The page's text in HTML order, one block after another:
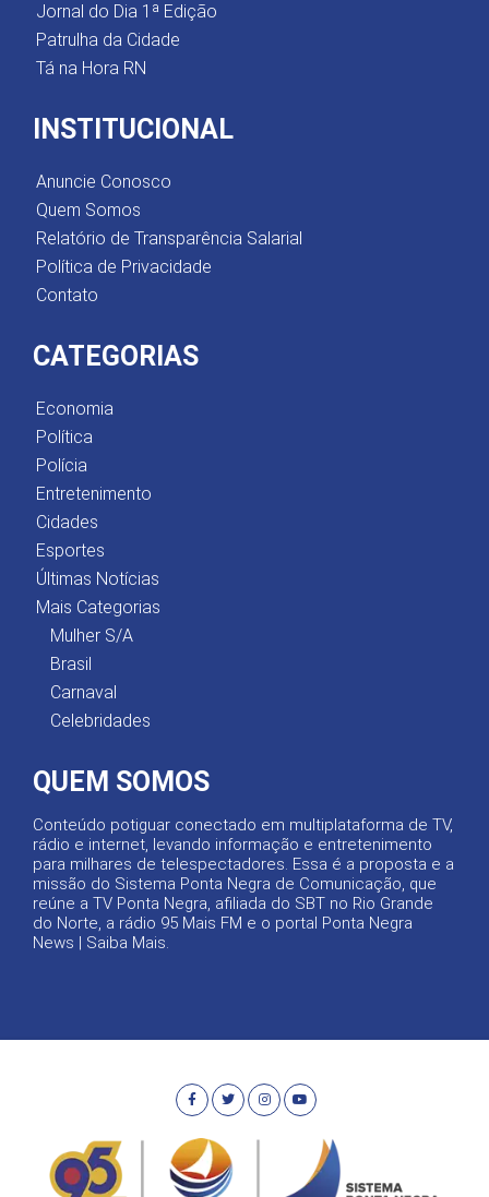
Jornal do Dia 1ª Edição
Patrulha da Cidade
Tá na Hora RN
INSTITUCIONAL
Anuncie Conosco
Quem Somos
Relatório de Transparência Salarial
Política de Privacidade
Contato
CATEGORIAS
Economia
Política
Polícia
Entretenimento
Cidades
Esportes
Últimas Notícias
Mais Categorias
Mulher S/A
Brasil
Carnaval
Celebridades
QUEM SOMOS
Conteúdo potiguar conectado em multiplataforma de TV,
rádio e internet, levando informação e entretenimento
para milhares de telespectadores. Essa é a proposta e a
missão do Sistema Ponta Negra de Comunicação, que
reúne a TV Ponta Negra, afiliada do SBT no Rio Grande
do Norte, a rádio 95 Mais FM e o portal Ponta Negra
News | Saiba Mais.